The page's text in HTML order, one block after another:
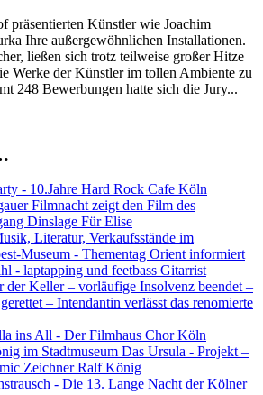
präsentierten Künstler wie Joachim
Ihre außergewöhnlichen Installationen.
ließen sich trotz teilweise großer Hitze
Werke der Künstler im tollen Ambiente zu
248 Bewerbungen hatte sich die Jury...
- 10.Jahre Hard Rock Cafe Köln
Filmnacht zeigt den Film des
Dinslage Für Elise
Literatur, Verkaufsstände im
Museum - Thementag Orient informiert
- laptapping und feetbass Gitarrist
Keller – vorläufige Insolvenz beendet –
– Intendantin verlässt das renomierte
ins All - Der Filmhaus Chor Köln
im Stadtmuseum Das Ursula - Projekt –
Zeichner Ralf König
- Die 13. Lange Nacht der Kölner